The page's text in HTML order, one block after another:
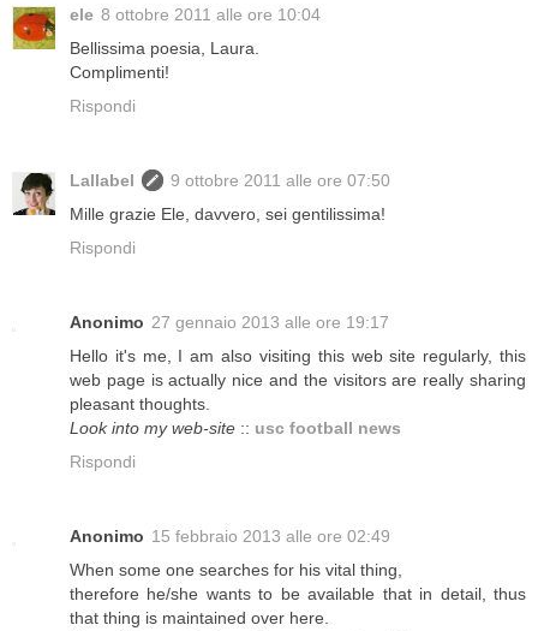
ele 8 ottobre 2011 alle ore 10:04
Bellissima poesia, Laura.
Complimenti!
Rispondi
Lallabel
9 ottobre 2011 alle ore 07:50
Mille grazie Ele, davvero, sei gentilissima!
Rispondi
Anonimo 27 gennaio 2013 alle ore 19:17
Hello it's me, I am also visiting this web site regularly, this
web page is actually nice and the visitors are really sharing
pleasant thoughts.
Look into my web-site :: usc football news
Rispondi
Anonimo 15 febbraio 2013 alle ore 02:49
When some one searches for his vital thing,
therefore he/she wants to be available that in detail, thus
that thing is maintained over here.